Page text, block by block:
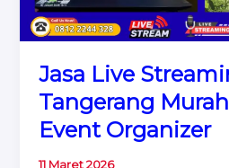
Jasa Live
Tangerang
Event Organizer
11 Maret 2026